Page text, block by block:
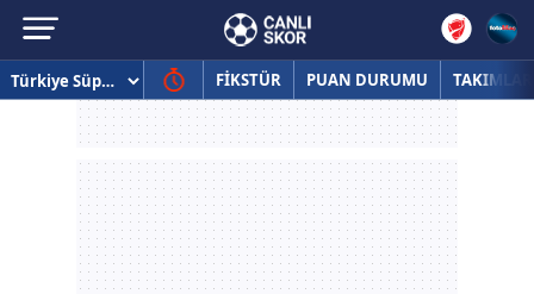
FİKSTÜR PUAN DURUMU TAKIMLAR